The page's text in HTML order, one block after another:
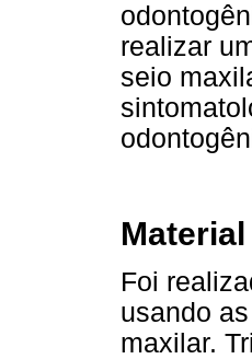
realizar
seio
Foi
usando
maxilar.